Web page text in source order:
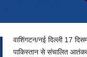
वाशिंगटन/नई दिल्ली 17
पाकिस्‍तान से संचालित